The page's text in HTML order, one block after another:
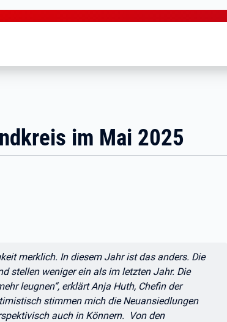
im Mai 2025
merklich. In diesem Jahr ist das anders. Die
stellen weniger ein als im letzten Jahr. Die
leugnen“, erklärt Anja Huth, Chefin der
stimmen mich die Neuansiedlungen
auch in Könnern. Von den